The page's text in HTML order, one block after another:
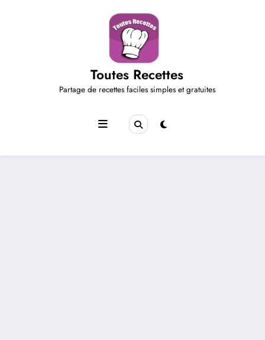
Toutes Recettes
Partage de recettes faciles simples et gratuites